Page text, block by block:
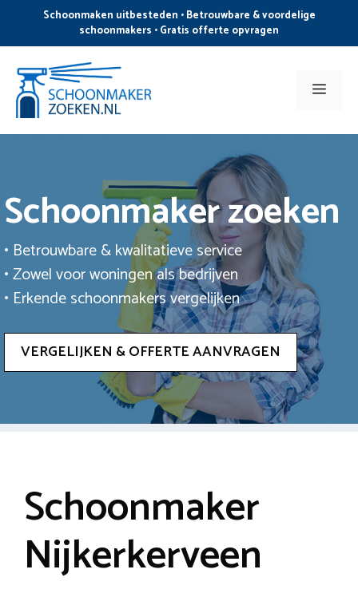
de
inhoud
Schoonmaken uitbesteden • Betrouwbare & voordelige
schoonmakers • Gratis offerte opvragen
Menu
Schoonmaker zoeken
• Betrouwbare & kwalitatieve service
• Zowel voor woningen als bedrijven
• Erkende schoonmakers vergelijken
VERGELIJKEN & OFFERTE AANVRAGEN
Schoonmaker
Nijkerkerveen